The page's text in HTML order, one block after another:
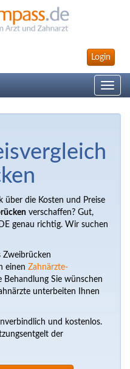
Login
Toggle
über die Kosten und Preise
verschaffen? Gut,
genau richtig. Wir suchen
Zweibrücken
einen Zahnärzte-
Behandlung Sie wünschen
unterbeiten Ihnen
und kostenlos.
der